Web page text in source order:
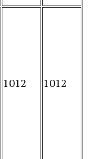
1012 1012